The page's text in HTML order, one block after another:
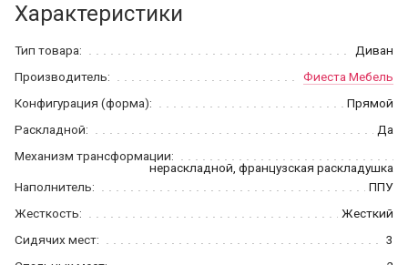
Характеристики
Тип товара:
Диван
Производитель:
Фиеста Мебель
Конфигурация (форма):
Прямой
Раскладной:
Да
Механизм трансформации:
нераскладной, французская раскладушка
Наполнитель:
ППУ
Жесткость:
Жесткий
Сидячих мест:
3